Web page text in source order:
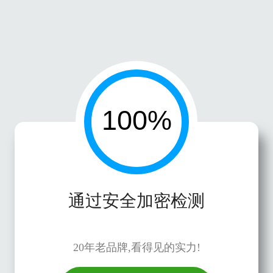
通过安全加密检测
20年老品牌,看得见的实力!